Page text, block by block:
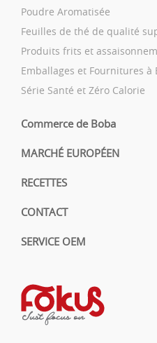
Poudre Aromatisée
Feuilles de thé de qualité
Produits frits et
Emballages et Fournitures à
Série Santé et Zéro Calorie
Commerce de Boba
MARCHÉ EUROPÉEN
RECETTES
CONTACT
SERVICE OEM